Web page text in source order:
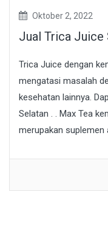
Oktober 2, 2022
Jual Trica Juice
Trica Juice dengan
mengatasi masalah
kesehatan lainnya.
Selatan . . Max Tea
merupakan suplemen